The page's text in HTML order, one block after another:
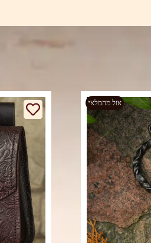
אזל מהמלאי